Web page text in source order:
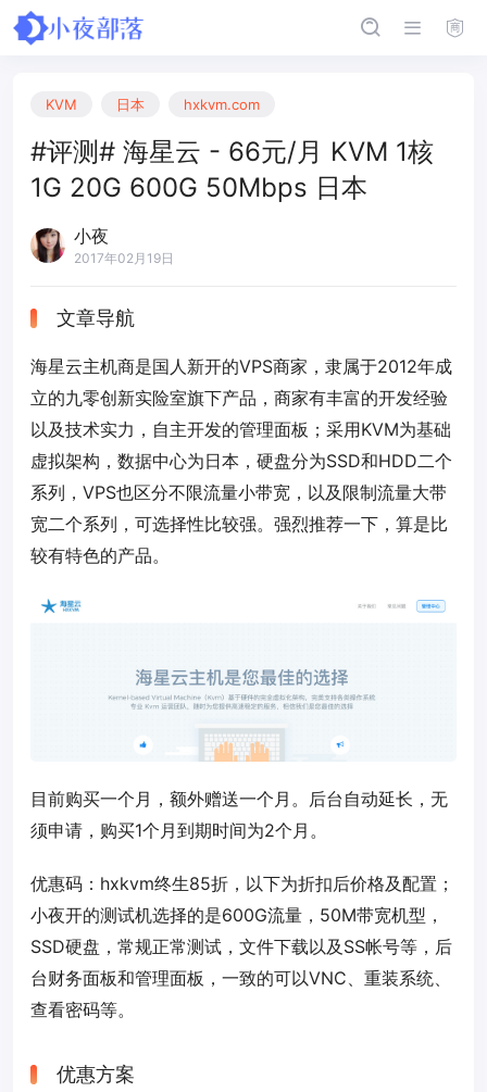
KVM 日本 hxkvm.com
#评测# 海星云 - 66元/月 KVM 1核
1G 20G 600G 50Mbps 日本
小夜
2017年02月19日
文章导航
海星云主机商是国人新开的VPS商家，隶属于2012年成
立的九零创新实险室旗下产品，商家有丰富的开发经验
以及技术实力，自主开发的管理面板；采用KVM为基础
虚拟架构，数据中心为日本，硬盘分为SSD和HDD二个
系列，VPS也区分不限流量小带宽，以及限制流量大带
宽二个系列，可选择性比较强。强烈推荐一下，算是比
较有特色的产品。
目前购买一个月，额外赠送一个月。后台自动延长，无
须申请，购买1个月到期时间为2个月。
优惠码： hxkvm终生85折，以下为折扣后价格及配置；
小夜开的测试机选择的是600G流量，50M带宽机型，
SSD硬盘，常规正常测试，文件下载以及SS帐号等，后
台财务面板和管理面板，一致的可以VNC、重装系统、
查看密码等。
优惠方案